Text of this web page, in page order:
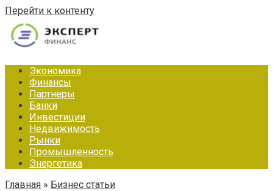
Перейти к контенту
Экономика
Финансы
Партнеры
Банки
Инвестиции
Недвижимость
Рынки
Промышленность
Энергетика
Главная » Бизнес статьи